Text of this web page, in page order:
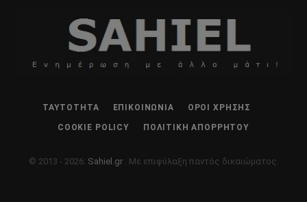
ΤΑΥΤΌΤΗΤΑ ΕΠΙΚΟΙΝΩΝΊΑ ΌΡΟΙ ΧΡΉΣΗΣ
COOKIE POLICY ΠΟΛΙΤΙΚΉ ΑΠΟΡΡΉΤΟΥ
© 2013 - 2026: Sahiel.gr . Με επιφύλαξη παντός δικαιώματος.